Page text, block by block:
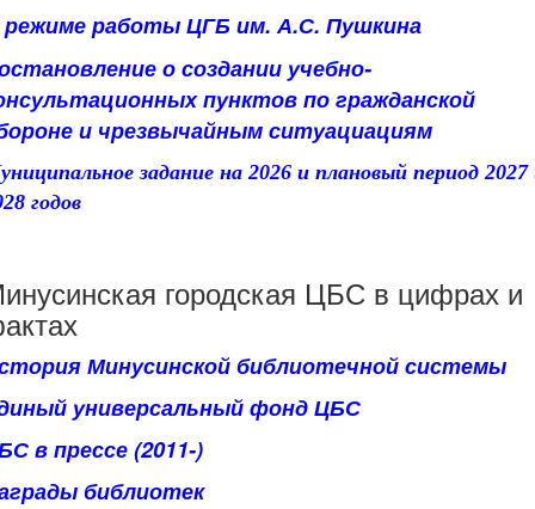
работы ЦГБ им. А.С. Пушкина
о создании учебно-
пунктов по гражданской
и чрезвычайным ситуациациям
задание на 2026 и плановый период 2027
годов
городская ЦБС в цифрах и
Минусинской библиотечной системы
универсальный фонд ЦБС
в прессе (2011-)
библиотек